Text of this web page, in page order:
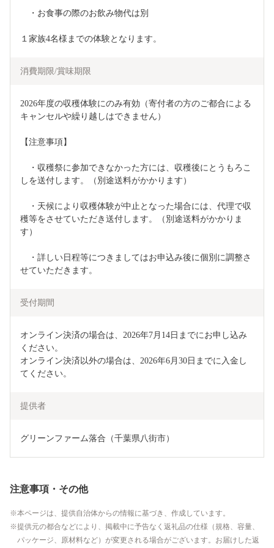
・お食事の際のお飲み物代は別
１家族4名様までの体験となります。
消費期限/賞味期限
2026年度の収穫体験にのみ有効（寄付者の方のご都合による
キャンセルや繰り越しはできません）
【注意事項】
・収穫祭に参加できなかった方には、収穫後にとうもろこ
しを送付します。（別途送料がかかります）
・天候により収穫体験が中止となった場合には、代理で収
穫等をさせていただき送付します。（別途送料がかかりま
す）
・詳しい日程等につきましてはお申込み後に個別に調整さ
せていただきます。
受付期間
オンライン決済の場合は、2026年7月14日までにお申し込み
ください。
オンライン決済以外の場合は、2026年6月30日までに入金し
てください。
提供者
グリーンファーム落合（千葉県八街市）
注意事項・その他
本ページは、提供自治体からの情報に基づき、作成しています。
提供元の都合などにより、掲載中に予告なく返礼品の仕様（規格、容量、
パッケージ、原材料など）が変更される場合がございます。お届けした返